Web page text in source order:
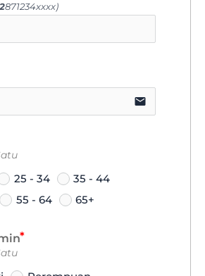
871234xxxx)
email
25 - 34
35 - 44
55 - 64 65+